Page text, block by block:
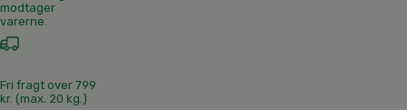
modtager
varerne.
Fri fragt over 799
kr. (max. 20 kg.)